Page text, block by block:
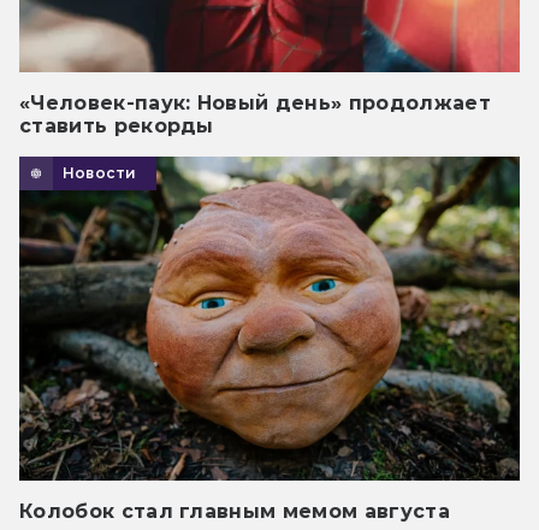
«Человек-паук: Новый день» продолжает
ставить рекорды
Новости
Колобок стал главным мемом августа